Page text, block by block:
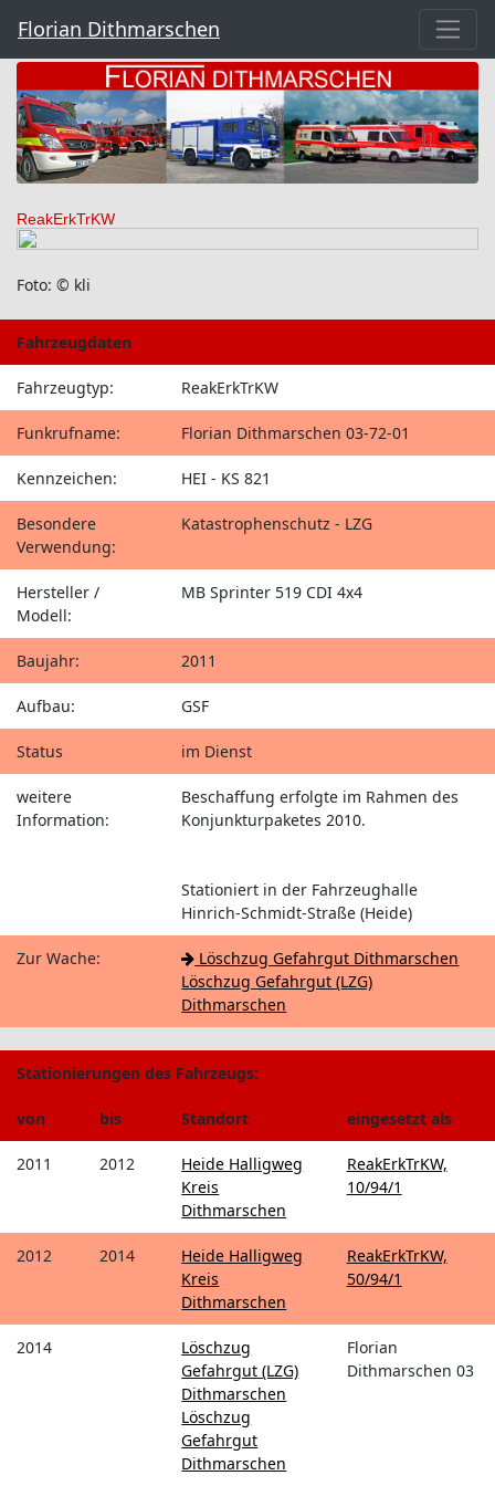
Florian Dithmarschen
ReakErkTrKW
Foto: © kli
Fahrzeugdaten
Fahrzeugtyp: ReakErkTrKW
Funkrufname: Florian Dithmarschen 03-72-01
Kennzeichen: HEI - KS 821
Besondere
Verwendung:
Katastrophenschutz - LZG
Hersteller /
Modell:
MB Sprinter 519 CDI 4x4
Baujahr: 2011
Aufbau: GSF
Status im Dienst
weitere
Information:
Beschaffung erfolgte im Rahmen des
Konjunkturpaketes 2010.
Stationiert in der Fahrzeughalle
Hinrich-Schmidt-Straße (Heide)
Zur Wache:
Löschzug Gefahrgut Dithmarschen
Löschzug Gefahrgut (LZG)
Dithmarschen
Stationierungen des Fahrzeugs:
von bis Standort eingesetzt als
2011 2012
Heide Halligweg
Kreis
Dithmarschen
ReakErkTrKW,
10/94/1
2012 2014
Heide Halligweg
Kreis
Dithmarschen
ReakErkTrKW,
50/94/1
2014
Löschzug
Gefahrgut (LZG)
Dithmarschen
Löschzug
Gefahrgut
Dithmarschen
Florian
Dithmarschen 03